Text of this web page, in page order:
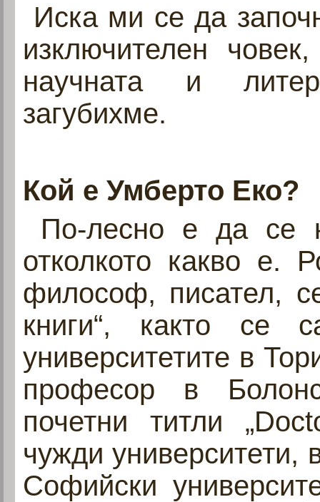
Иска ми се да
изключителен
научната и
загубихме.
Кой е Умберто Еко?
По-лесно е да се
отколкото какво е.
философ, писател,
книги“, както се
университетите в
професор в
почетни титли
чужди университети,
Софийски